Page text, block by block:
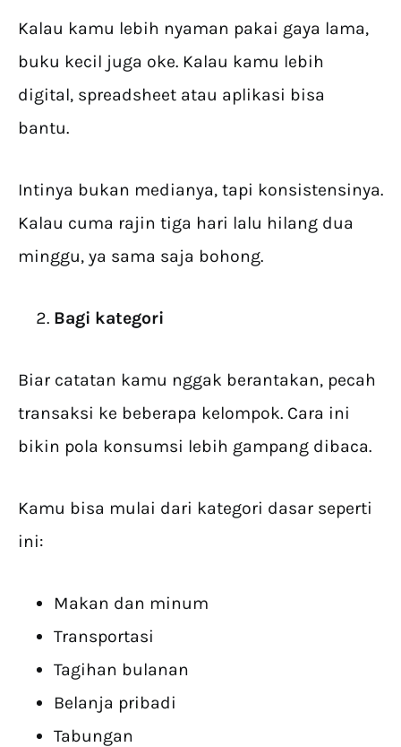
Kalau kamu lebih nyaman pakai gaya lama,
buku kecil juga oke. Kalau kamu lebih
digital, spreadsheet atau aplikasi bisa
bantu.
Intinya bukan medianya, tapi konsistensinya.
Kalau cuma rajin tiga hari lalu hilang dua
minggu, ya sama saja bohong.
Bagi kategori
Biar catatan kamu nggak berantakan, pecah
transaksi ke beberapa kelompok. Cara ini
bikin pola konsumsi lebih gampang dibaca.
Kamu bisa mulai dari kategori dasar seperti
ini:
Makan dan minum
Transportasi
Tagihan bulanan
Belanja pribadi
Tabungan